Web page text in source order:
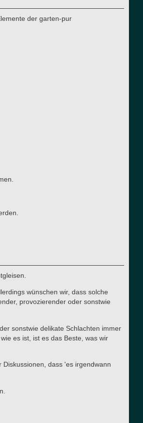
der garten-pur
wünschen wir, dass solche
provozierender oder sonstwie
sonstwie delikate Schlachten immer
es ist, ist es das Beste, was wir
dass 'es irgendwann